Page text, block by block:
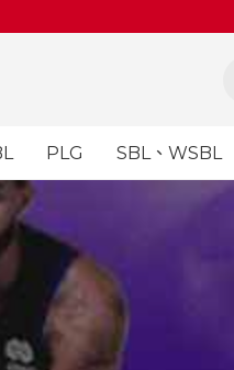
PLG SBL、WSBL